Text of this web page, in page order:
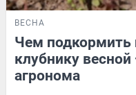
ВЕСНА
Чем подкормить
клубнику
агронома